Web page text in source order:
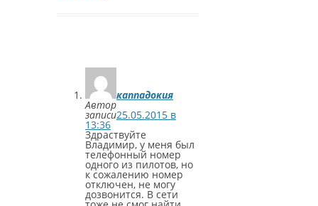
каппадокия
Автор
записи25.05.2015 в
13:36
Здраствуйте
Владимир, у меня был
телефонный номер
одного из пилотов, но
к сожалению номер
отключен, не могу
дозвонится. В сети